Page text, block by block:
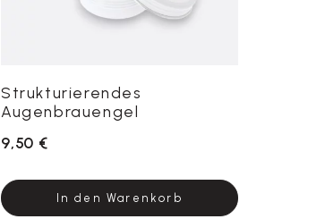
Strukturierendes
Augenbrauengel
9,50 €
In den Warenkorb